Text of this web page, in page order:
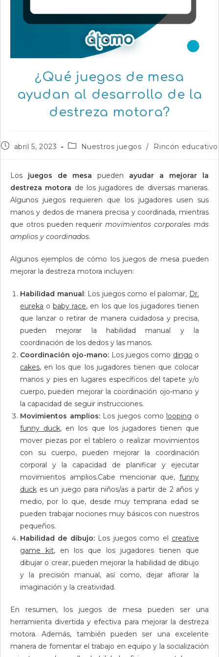
¿Qué juegos de mesa
ayudan al desarrollo de la
destreza motora?
Publicación
entrada:
abril 5, 2023
Categoría
entrada:
Nuestros juegos / Rincón educativo
Los juegos de mesa pueden ayudar a mejorar la
destreza motora de los jugadores de diversas maneras.
Algunos juegos requieren que los jugadores usen sus
manos y dedos de manera precisa y coordinada, mientras
que otros pueden requerirmovimientos corporales más
amplios y coordinados.
Algunos ejemplos de cómo los juegos de mesa pueden
mejorar la destreza motora incluyen:
Habilidad manual: Los juegos como el palomar, Dr.
eureka obaby race, en los que los jugadores tienen
que lanzar o retirar de manera cuidadosa y precisa,
pueden mejorar la habilidad manual y la
coordinación de los dedos y las manos.
Coordinación ojo-mano: Los juegos como dingo o
cakes, en los que los jugadores tienen que colocar
manos y pies en lugares específicos del tapete y/o
cuerpo, pueden mejorar la coordinación ojo-mano y
la capacidad de seguir instrucciones.
Movimientos amplios:Los juegos como looping o
funny duck, en los que los jugadores tienen que
mover piezas por el tablero o realizar movimientos
con su cuerpo, pueden mejorar la coordinación
corporal y la capacidad de planificar y ejecutar
movimientos amplios.Cabe mencionar que, funny
duck es un juego para niños/as a partir de 2 años y
medio, por lo que, desde muy temprana edad se
pueden trabajar nociones muy básicos con nuestros
pequeños.
Habilidad de dibujo:Los juegos como el creative
game kit, en los que los jugadores tienen que
dibujar o crear, pueden mejorar la habilidad de dibujo
y la precisión manual, así como, dejar aflorar la
imaginación y la creatividad.
En resumen, los juegos de mesa pueden ser una
herramienta divertida y efectiva para mejorar la destreza
motora. Además, también pueden ser una excelente
manera de fomentar el trabajo en equipo y la socialización